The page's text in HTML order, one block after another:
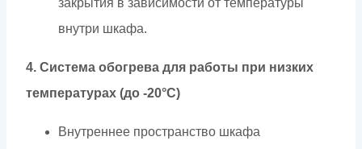
внутри шкафа.
4. Система обогрева для работы при низких
температурах (до -20°C)
Внутреннее пространство шкафа